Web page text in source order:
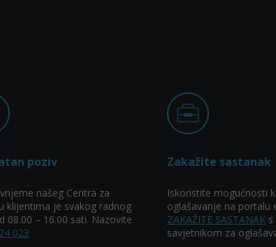
poziv
našeg Centra za
klijentima je svakog radnog
08.00 – 16.00 sati. Nazovite
023
Zakažite sastanak
Iskoristite mogućnosti
oglašavanje na portalu
ZAKAŽITE SASTANAK
savjetnikom za